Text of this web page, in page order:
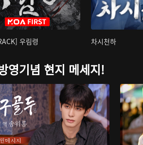
우림령 차시천하
영기념 현지 메세지!